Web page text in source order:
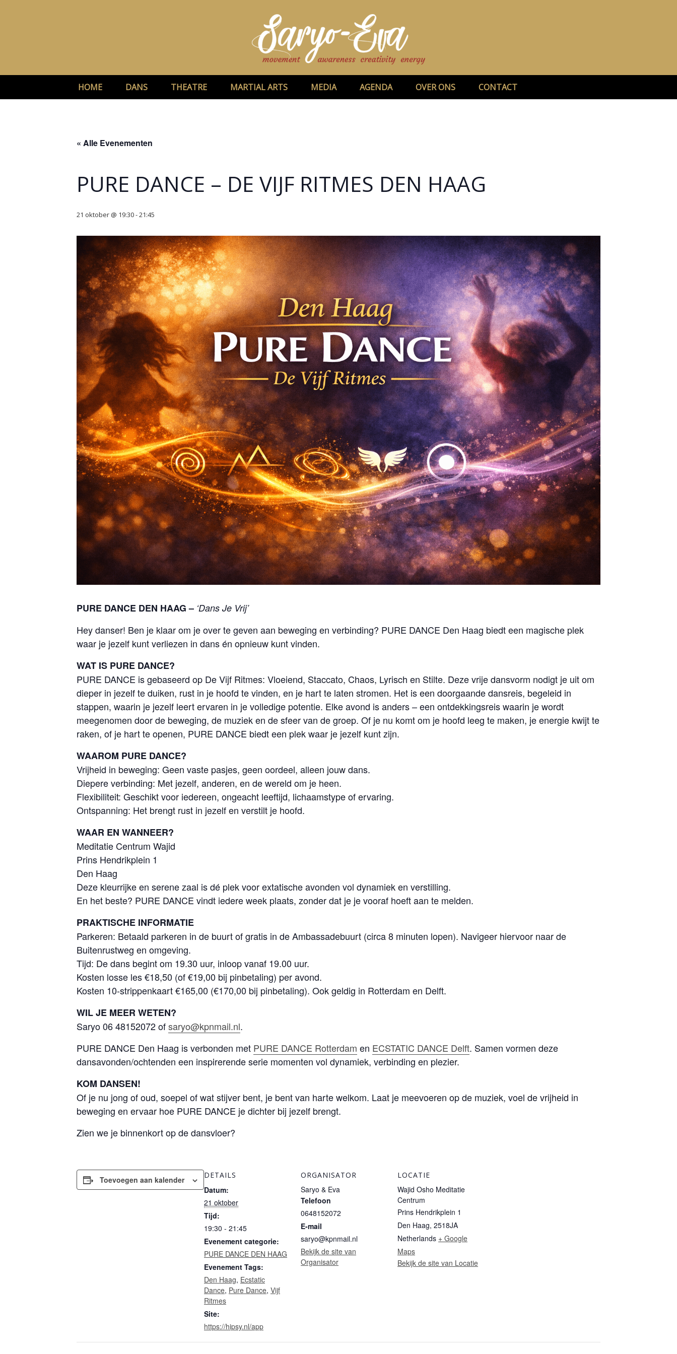
HOME DANS THEATRE MARTIAL ARTS MEDIA AGENDA OVER ONS CONTACT
« Alle Evenementen
PURE DANCE – DE VIJF RITMES DEN HAAG
21 oktober @ 19:30-21:45
PURE DANCE DEN HAAG – ‘Dans Je Vrij’
Hey danser! Ben je klaar om je over te geven aan beweging en verbinding? PURE DANCE Den Haag biedt een magische plek
waar je jezelf kunt verliezen in dans én opnieuw kunt vinden.
WAT IS PURE DANCE?
PURE DANCE is gebaseerd op De Vijf Ritmes: Vloeiend, Staccato, Chaos, Lyrisch en Stilte. Deze vrije dansvorm nodigt je uit om
dieper in jezelf te duiken, rust in je hoofd te vinden, en je hart te laten stromen. Het is een doorgaande dansreis, begeleid in
stappen, waarin je jezelf leert ervaren in je volledige potentie. Elke avond is anders – een ontdekkingsreis waarin je wordt
meegenomen door de beweging, de muziek en de sfeer van de groep. Of je nu komt om je hoofd leeg te maken, je energie kwijt te
raken, of je hart te openen, PURE DANCE biedt een plek waar je jezelf kunt zijn.
WAAROM PURE DANCE?
Vrijheid in beweging: Geen vaste pasjes, geen oordeel, alleen jouw dans.
Diepere verbinding: Met jezelf, anderen, en de wereld om je heen.
Flexibiliteit: Geschikt voor iedereen, ongeacht leeftijd, lichaamstype of ervaring.
Ontspanning: Het brengt rust in jezelf en verstilt je hoofd.
WAAR EN WANNEER?
Meditatie Centrum Wajid
Prins Hendrikplein 1
Den Haag
Deze kleurrijke en serene zaal is dé plek voor extatische avonden vol dynamiek en verstilling.
En het beste? PURE DANCE vindt iedere week plaats, zonder dat je je vooraf hoeft aan te melden.
PRAKTISCHE INFORMATIE
Parkeren: Betaald parkeren in de buurt of gratis in de Ambassadebuurt (circa 8 minuten lopen). Navigeer hiervoor naar de
Buitenrustweg en omgeving.
Tijd: De dans begint om 19.30 uur, inloop vanaf 19.00 uur.
Kosten losse les €18,50 (of €19,00 bij pinbetaling) per avond.
Kosten 10-strippenkaart €165,00 (€170,00 bij pinbetaling). Ook geldig in Rotterdam en Delft.
WIL JE MEER WETEN?
Saryo 06 48152072 ofsaryo@kpnmail.nl.
PURE DANCE Den Haag is verbonden met PURE DANCE Rotterdam en ECSTATIC DANCE Delft. Samen vormen deze
dansavonden/ochtenden een inspirerende serie momenten vol dynamiek, verbinding en plezier.
KOM DANSEN!
Of je nu jong of oud, soepel of wat stijver bent, je bent van harte welkom. Laat je meevoeren op de muziek, voel de vrijheid in
beweging en ervaar hoe PURE DANCE je dichter bij jezelf brengt.
Zien we je binnenkort op de dansvloer?
Toevoegen aan kalender DETAILS
Datum:
21 oktober
Tijd:
19:30 - 21:45
Evenement categorie:
PURE DANCE DEN HAAG
Evenement Tags:
Den Haag, Ecstatic
Dance, Pure Dance, Vijf
Ritmes
Site:
https://hipsy.nl/app
ORGANISATOR
Saryo & Eva
Telefoon
0648152072
E-mail
saryo@kpnmail.nl
Bekijk de site van
Organisator
LOCATIE
Wajid Osho Meditatie
Centrum
Prins Hendrikplein 1
Den Haag, 2518JA
Netherlands + Google
Maps
Bekijk de site van Locatie